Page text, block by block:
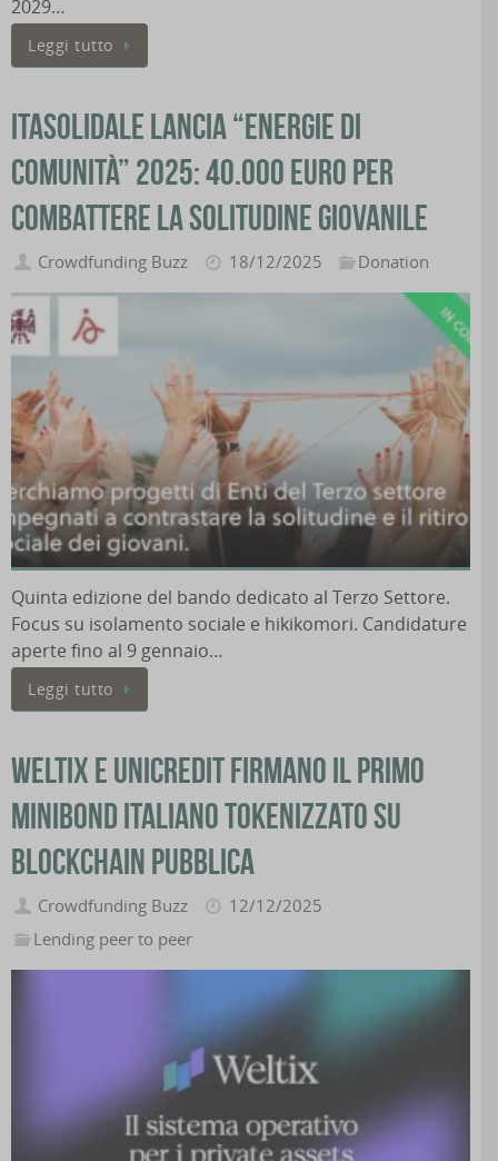
2029…
Leggi tutto
ITASolidale lancia “Energie di
Comunità” 2025: 40.000 euro per
combattere la solitudine giovanile
Crowdfunding Buzz 18/12/2025 Donation
Quinta edizione del bando dedicato al Terzo Settore.
Focus su isolamento sociale e hikikomori. Candidature
aperte fino al 9 gennaio…
Leggi tutto
Weltix e UniCredit firmano il primo
minibond italiano tokenizzato su
blockchain pubblica
Crowdfunding Buzz
12/12/2025
Lending peer to peer